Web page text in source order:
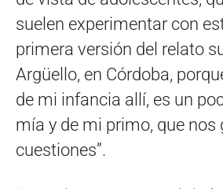
suelen experimentar con
primera versión del relato
Argüello, en Córdoba,
de mi infancia allí, es un
mía y de mi primo, que nos
cuestiones”.